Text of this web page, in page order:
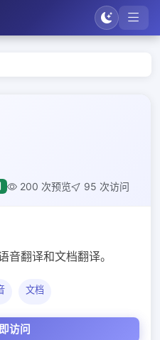
200 次预览 95 次访问
音翻译和文档翻译。
文档
访问